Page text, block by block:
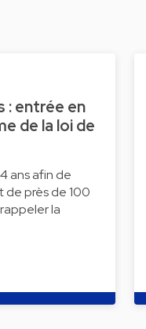
: entrée en
de la loi de
ans afin de
de près de 100
la